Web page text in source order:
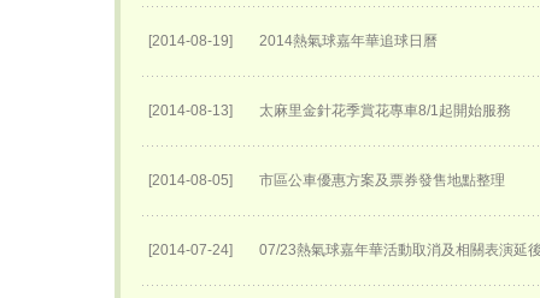
[2014-08-19] 2014熱氣球嘉年華追球日曆
[2014-08-13] 太麻里金針花季賞花專車8/1起開始服務
[2014-08-05] 市區公車優惠方案及票券發售地點整理
[2014-07-24] 07/23熱氣球嘉年華活動取消及相關表演延